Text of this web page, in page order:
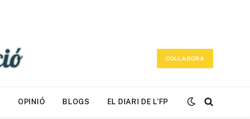
COL·LABORA
OPINIÓ BLOGS EL DIARI DE L’FP